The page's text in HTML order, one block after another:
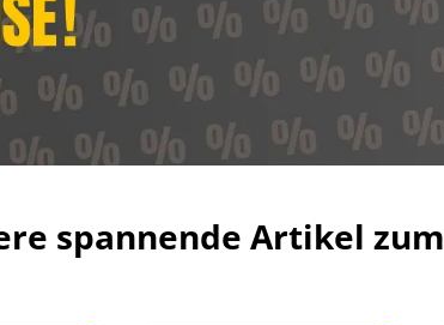
spannende Artikel